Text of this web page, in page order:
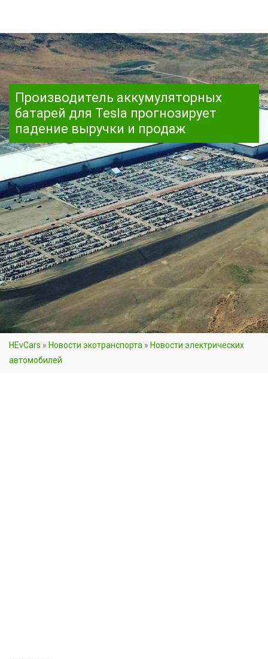
Производитель аккумуляторных
батарей для Tesla прогнозирует
падение выручки и продаж
HEvCars » Новости экотранспорта » Новости электрических
автомобилей